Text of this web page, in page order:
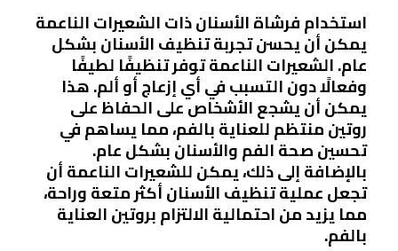
استخدام فرشاة الأسنان ذات الشعيرات الناعمة
يمكن أن يحسن تجربة تنظيف الأسنان بشكل
عام. الشعيرات الناعمة توفر تنظيفًا لطيفًا
وفعالًا دون التسبب في أي إزعاج أو ألم. هذا
يمكن أن يشجع الأشخاص على الحفاظ على
روتين منتظم للعناية بالفم، مما يساهم في
تحسين صحة الفم والأسنان بشكل عام.
بالإضافة إلى ذلك، يمكن للشعيرات الناعمة أن
تجعل عملية تنظيف الأسنان أكثر متعة وراحة،
مما يزيد من احتمالية الالتزام بروتين العناية
بالفم.